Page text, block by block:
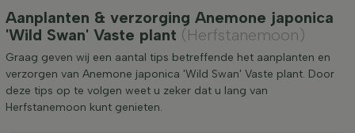
Aanplanten & verzorging Anemone japonica
'Wild Swan' Vaste plant (Herfstanemoon)
Graag geven wij een aantal tips betreffende het aanplanten en
verzorgen van Anemone japonica 'Wild Swan' Vaste plant. Door
deze tips op te volgen weet u zeker dat u lang van
Herfstanemoon kunt genieten.